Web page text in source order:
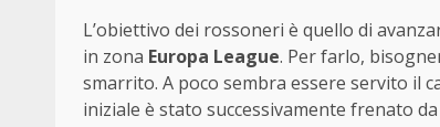
L’obiettivo dei rossoneri è quello di
in zona Europa League. Per farlo,
smarrito. A poco sembra essere servito il
iniziale è stato successivamente frenato